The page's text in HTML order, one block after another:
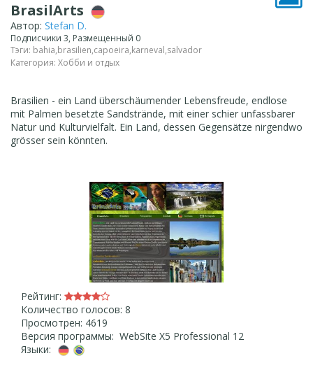
BrasilArts
Автор: Stefan D.
Подписчики 3, Размещенный 0
Тэги: bahia,brasilien,capoeira,karneval,salvador
Категория: Хобби и отдых
Brasilien - ein Land überschäumender Lebensfreude, endlose
mit Palmen besetzte Sandstrände, mit einer schier unfassbarer
Natur und Kulturvielfalt. Ein Land, dessen Gegensätze nirgendwo
grösser sein könnten.
Рейтинг:
Количество голосов: 8
Просмотрен: 4619
Версия программы: WebSite X5 Professional 12
Языки: